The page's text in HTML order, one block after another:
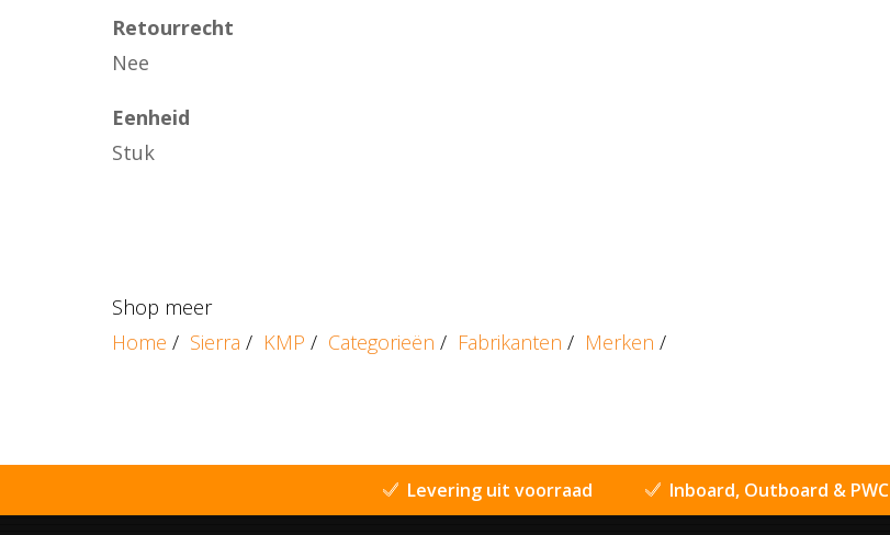
Retourrecht
Nee
Eenheid
Stuk
Shop meer
Home / Sierra / KMP / Categorieën / Fabrikanten / Merken /
Levering uit voorraad Inboard, Outboard & PWC